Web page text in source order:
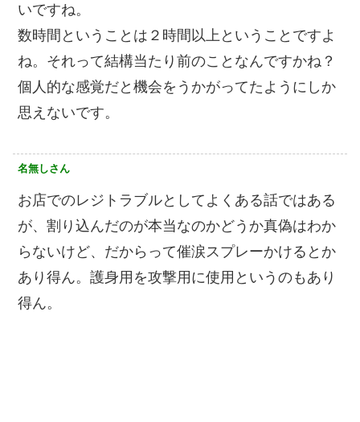
いですね。
数時間ということは２時間以上ということですよ
ね。それって結構当たり前のことなんですかね？
個人的な感覚だと機会をうかがってたようにしか
思えないです。
名無しさん
お店でのレジトラブルとしてよくある話ではある
が、割り込んだのが本当なのかどうか真偽はわか
らないけど、だからって催涙スプレーかけるとか
あり得ん。護身用を攻撃用に使用というのもあり
得ん。